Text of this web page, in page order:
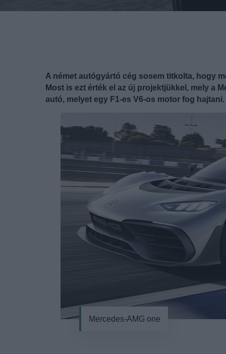
A német autógyártó cég sosem titkolta, hogy
Most is ezt érték el az új projektjükkel, mely a
autó, melyet egy F1-es V6-os motor fog hajtani.
Mercedes-AMG one